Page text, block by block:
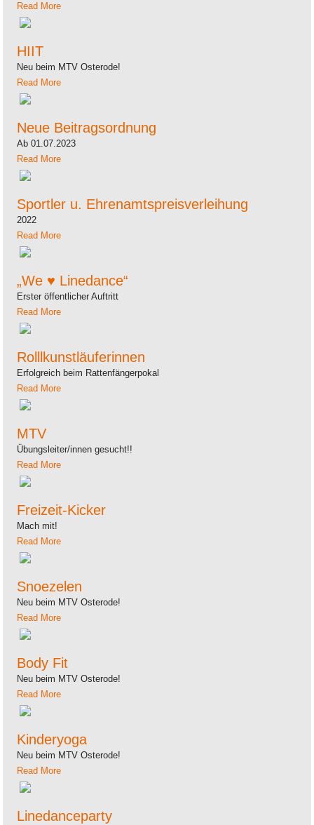
Read More
HIIT
Neu beim MTV Osterode!
Read More
Neue Beitragsordnung
Ab 01.07.2023
Read More
Sportler u. Ehrenamtspreisverleihung
2022
Read More
„We ♥ Linedance“
Erster öffentlicher Auftritt
Read More
Rolllkunstläuferinnen
Erfolgreich beim Rattenfängerpokal
Read More
MTV
Übungsleiter/innen gesucht!!
Read More
Freizeit-Kicker
Mach mit!
Read More
Snoezelen
Neu beim MTV Osterode!
Read More
Body Fit
Neu beim MTV Osterode!
Read More
Kinderyoga
Neu beim MTV Osterode!
Read More
Linedanceparty